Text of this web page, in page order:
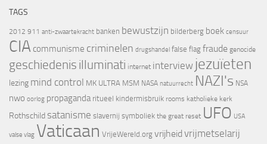
TAGS
2012 911 anti-zwaartekracht banken bewustzijn bilderberg boek censuur
CIA communisme criminelen drugshandel false flag fraude genocide
geschiedenis illuminati internet interview jezuïeten
lezing mind control MK ULTRA MSM NASA natuurrecht NAZI's NSA
nwo oorlog propaganda ritueel kindermisbruik rooms katholieke kerk
Rothschild satanisme slavernij symboliek the great reset UFO USA
valse vlag Vaticaan VrijeWereld.org vrijheid vrijmetselarij